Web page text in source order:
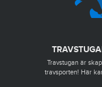
Travstugan är
travsporten! Här